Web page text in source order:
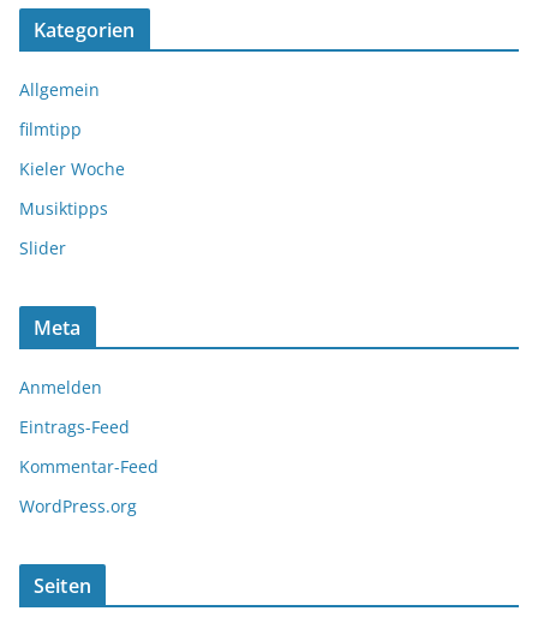
Kategorien
Allgemein
filmtipp
Kieler Woche
Musiktipps
Slider
Meta
Anmelden
Eintrags-Feed
Kommentar-Feed
WordPress.org
Seiten